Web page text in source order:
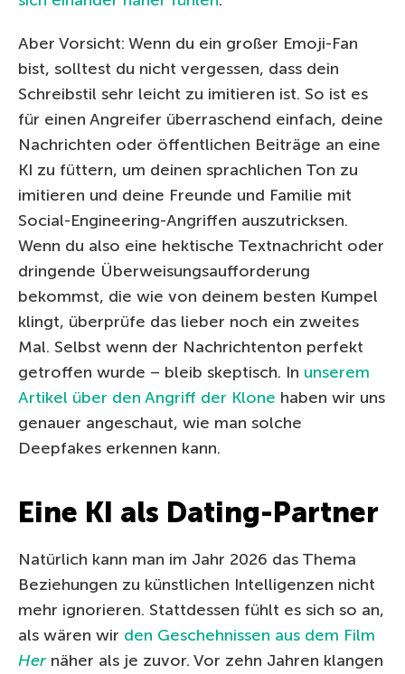
Aber Vorsicht: Wenn du ein großer Emoji-Fan
bist, solltest du nicht vergessen, dass dein
Schreibstil sehr leicht zu imitieren ist. So ist es
für einen Angreifer überraschend einfach, deine
Nachrichten oder öffentlichen Beiträge an eine
KI zu füttern, um deinen sprachlichen Ton zu
imitieren und deine Freunde und Familie mit
Social-Engineering-Angriffen auszutricksen.
Wenn du also eine hektische Textnachricht oder
dringende Überweisungsaufforderung
bekommst, die wie von deinem besten Kumpel
klingt, überprüfe das lieber noch ein zweites
Mal. Selbst wenn der Nachrichtenton perfekt
getroffen wurde – bleib skeptisch. In unserem
Artikel über den Angriff der Klone haben wir uns
genauer angeschaut, wie man solche
Deepfakes erkennen kann.
Eine KI als Dating-Partner
Natürlich kann man im Jahr 2026 das Thema
Beziehungen zu künstlichen Intelligenzen nicht
mehr ignorieren. Stattdessen fühlt es sich so an,
als wären wir den Geschehnissen aus dem Film
Her näher als je zuvor. Vor zehn Jahren klangen